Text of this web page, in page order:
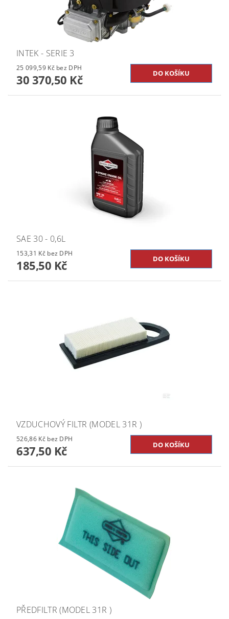
INTEK - SERIE 3
25 099,59 Kč bez DPH
30 370,50 Kč
SAE 30 - 0,6L
153,31 Kč bez DPH
185,50 Kč
VZDUCHOVÝ FILTR (MODEL 31R )
526,86 Kč bez DPH
637,50 Kč
PŘEDFILTR (MODEL 31R )